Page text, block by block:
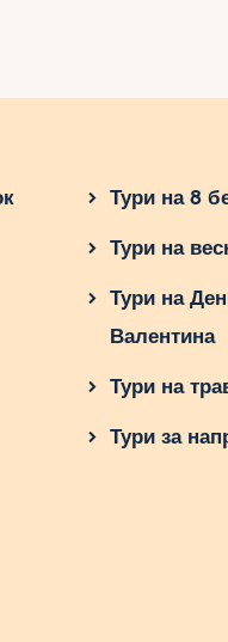
Тури на 8
Тури на
Тури на
Валентина
Тури на
Тури за